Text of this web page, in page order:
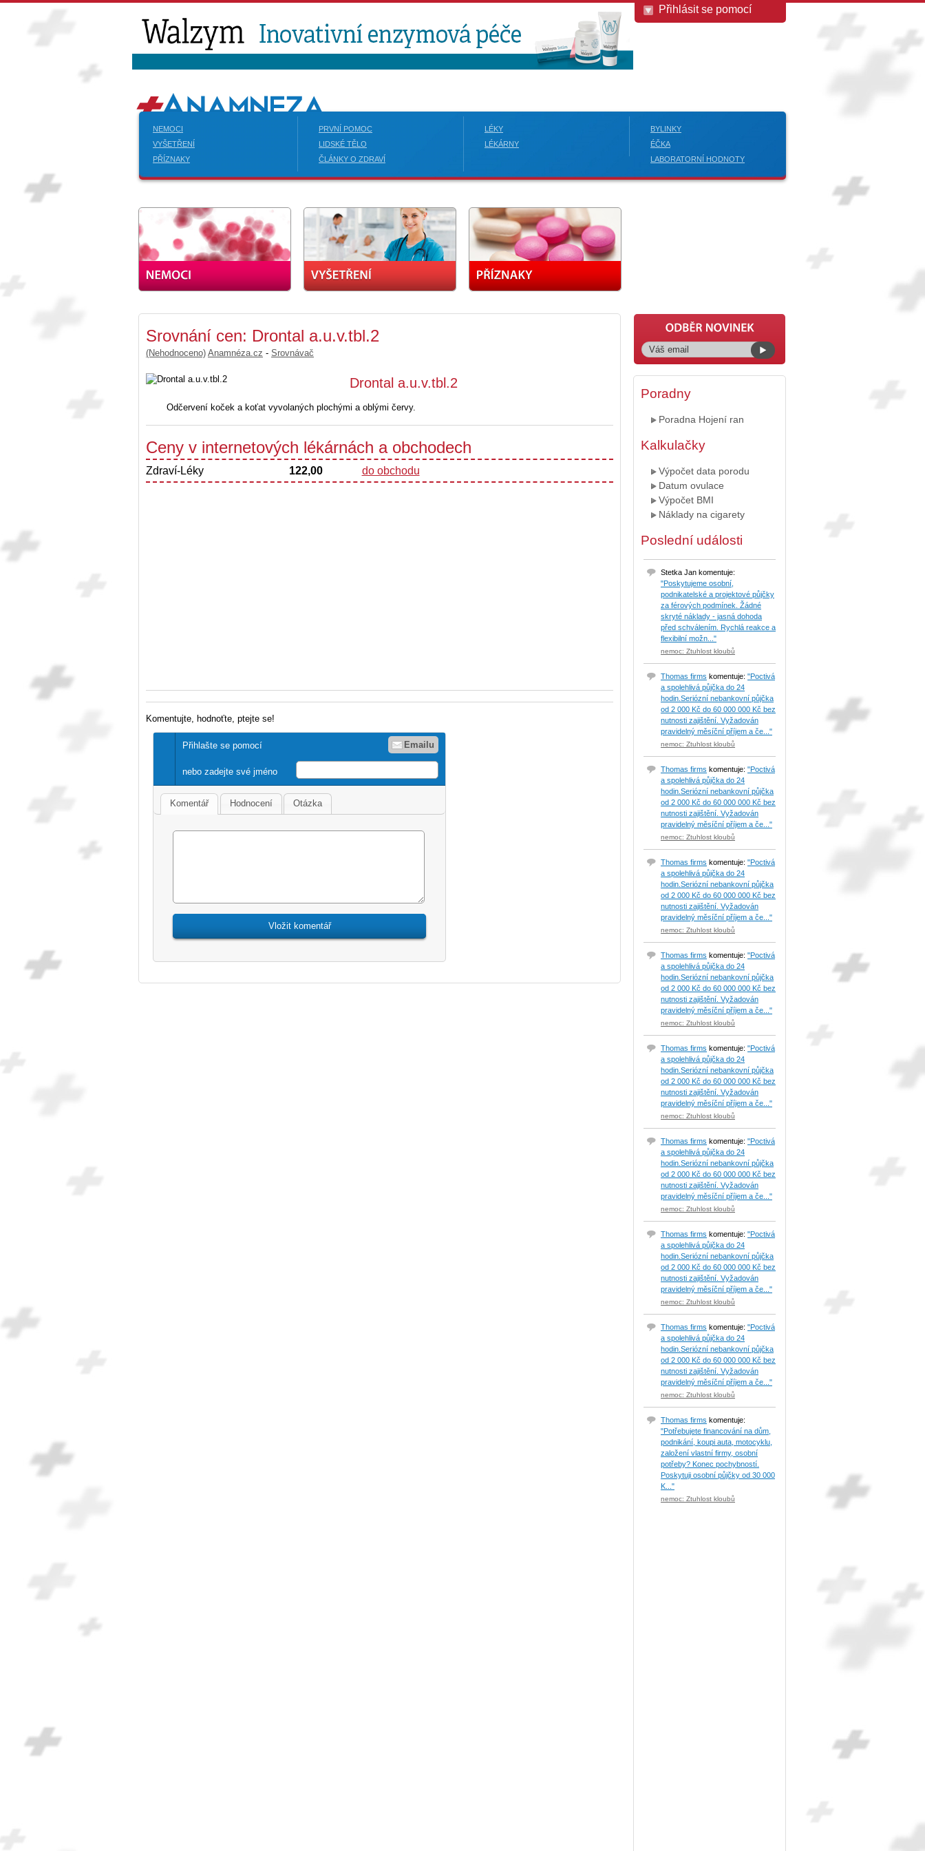
Přihlásit se pomocí
NEMOCI
VYŠETŘENÍ
PŘÍZNAKY
PRVNÍ POMOC
LIDSKÉ TĚLO
ČLÁNKY O ZDRAVÍ
LÉKY
LÉKÁRNY
BYLINKY
ÉČKA
LABORATORNÍ HODNOTY
Srovnání cen: Drontal a.u.v.tbl.2
(Nehodnoceno) Anamnéza.cz - Srovnávač
Drontal a.u.v.tbl.2
Odčervení koček a koťat vyvolaných plochými a oblými červy.
Ceny v internetových lékárnách a obchodech
Zdraví-Léky 122,00 do obchodu
Komentujte, hodnoťte, ptejte se!
Přihlašte se pomocí Emailu
nebo zadejte své jméno
Komentář Hodnocení Otázka
Poradny
Poradna Hojení ran
Kalkulačky
Výpočet data porodu
Datum ovulace
Výpočet BMI
Náklady na cigarety
Poslední události
Stetka Jan komentuje:
"Poskytujeme osobní,
podnikatelské a projektové půjčky
za férových podmínek. Žádné
skryté náklady - jasná dohoda
před schválením. Rychlá reakce a
flexibilní možn..."
nemoc: Ztuhlost kloubů
Thomas firms komentuje: "Poctivá
a spolehlivá půjčka do 24
hodin.Seriózní nebankovní půjčka
od 2 000 Kč do 60 000 000 Kč bez
nutnosti zajištění. Vyžadován
pravidelný měsíční příjem a če..."
nemoc: Ztuhlost kloubů
Thomas firms komentuje: "Poctivá
a spolehlivá půjčka do 24
hodin.Seriózní nebankovní půjčka
od 2 000 Kč do 60 000 000 Kč bez
nutnosti zajištění. Vyžadován
pravidelný měsíční příjem a če..."
nemoc: Ztuhlost kloubů
Thomas firms komentuje: "Poctivá
a spolehlivá půjčka do 24
hodin.Seriózní nebankovní půjčka
od 2 000 Kč do 60 000 000 Kč bez
nutnosti zajištění. Vyžadován
pravidelný měsíční příjem a če..."
nemoc: Ztuhlost kloubů
Thomas firms komentuje: "Poctivá
a spolehlivá půjčka do 24
hodin.Seriózní nebankovní půjčka
od 2 000 Kč do 60 000 000 Kč bez
nutnosti zajištění. Vyžadován
pravidelný měsíční příjem a če..."
nemoc: Ztuhlost kloubů
Thomas firms komentuje: "Poctivá
a spolehlivá půjčka do 24
hodin.Seriózní nebankovní půjčka
od 2 000 Kč do 60 000 000 Kč bez
nutnosti zajištění. Vyžadován
pravidelný měsíční příjem a če..."
nemoc: Ztuhlost kloubů
Thomas firms komentuje: "Poctivá
a spolehlivá půjčka do 24
hodin.Seriózní nebankovní půjčka
od 2 000 Kč do 60 000 000 Kč bez
nutnosti zajištění. Vyžadován
pravidelný měsíční příjem a če..."
nemoc: Ztuhlost kloubů
Thomas firms komentuje: "Poctivá
a spolehlivá půjčka do 24
hodin.Seriózní nebankovní půjčka
od 2 000 Kč do 60 000 000 Kč bez
nutnosti zajištění. Vyžadován
pravidelný měsíční příjem a če..."
nemoc: Ztuhlost kloubů
Thomas firms komentuje: "Poctivá
a spolehlivá půjčka do 24
hodin.Seriózní nebankovní půjčka
od 2 000 Kč do 60 000 000 Kč bez
nutnosti zajištění. Vyžadován
pravidelný měsíční příjem a če..."
nemoc: Ztuhlost kloubů
Thomas firms komentuje:
"Potřebujete financování na dům,
podnikání, koupi auta, motocyklu,
založení vlastní firmy, osobní
potřeby? Konec pochybností.
Poskytuji osobní půjčky od 30 000
K..."
nemoc: Ztuhlost kloubů